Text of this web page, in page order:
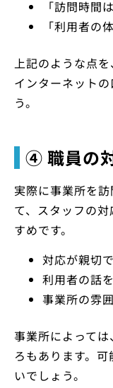
「訪問時間
「利用者の
上記のような点
インターネット
う。
④ 職員の
実際に事業所を
て、スタッフの
すめです。
対応が親切
利用者の話
事業所の雰
事業所によって
ろもあります。
いでしょう。